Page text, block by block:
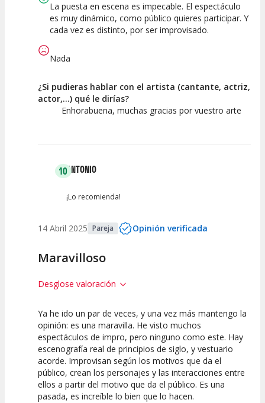
La puesta en escena es impecable. El espectáculo
es muy dinámico, como público quieres participar. Y
cada vez es distinto, por ser improvisado.
Nada
¿Si pudieras hablar con el artista (cantante, actriz,
actor,...) qué le dirías?
Enhorabuena, muchas gracias por vuestro arte
10ANTONIO
¡Lo recomienda!
14 Abril 2025 Pareja Opinión verificada
Maravilloso
Desglose valoración
10
Calidad del
Espectáculo
10
Puesta en
Escena
10
Interpretación
artística
Ya he ido un par de veces, y una vez más mantengo la
opinión: es una maravilla. He visto muchos
espectáculos de impro, pero ninguno como este. Hay
escenografía real de principios de siglo, y vestuario
acorde. Improvisan según los motivos que da el
público, crean los personajes y las interacciones entre
ellos a partir del motivo que da el público. Es una
pasada, es increíble lo bien que lo hacen.